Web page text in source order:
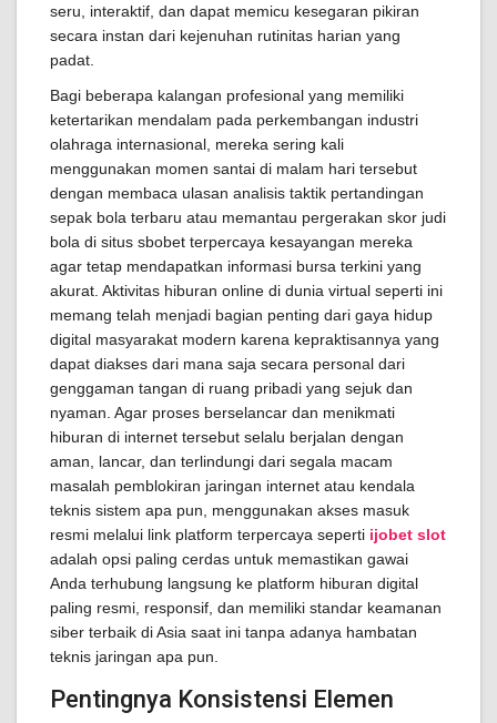
seru, interaktif, dan dapat memicu kesegaran pikiran
secara instan dari kejenuhan rutinitas harian yang
padat.
Bagi beberapa kalangan profesional yang memiliki
ketertarikan mendalam pada perkembangan industri
olahraga internasional, mereka sering kali
menggunakan momen santai di malam hari tersebut
dengan membaca ulasan analisis taktik pertandingan
sepak bola terbaru atau memantau pergerakan skor judi
bola di situs sbobet terpercaya kesayangan mereka
agar tetap mendapatkan informasi bursa terkini yang
akurat. Aktivitas hiburan online di dunia virtual seperti ini
memang telah menjadi bagian penting dari gaya hidup
digital masyarakat modern karena kepraktisannya yang
dapat diakses dari mana saja secara personal dari
genggaman tangan di ruang pribadi yang sejuk dan
nyaman. Agar proses berselancar dan menikmati
hiburan di internet tersebut selalu berjalan dengan
aman, lancar, dan terlindungi dari segala macam
masalah pemblokiran jaringan internet atau kendala
teknis sistem apa pun, menggunakan akses masuk
resmi melalui link platform terpercaya seperti ijobet slot
adalah opsi paling cerdas untuk memastikan gawai
Anda terhubung langsung ke platform hiburan digital
paling resmi, responsif, dan memiliki standar keamanan
siber terbaik di Asia saat ini tanpa adanya hambatan
teknis jaringan apa pun.
Pentingnya Konsistensi Elemen